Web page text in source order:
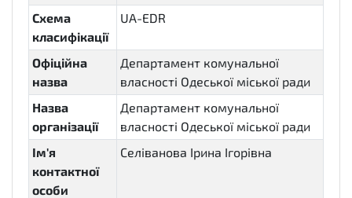
Схема
класифікації
UA-EDR
Офіційна
назва
Департамент комунальної
власності Одеської міської ради
Назва
організації
Департамент комунальної
власності Одеської міської ради
Ім'я
контактної
особи
Селіванова Ірина Ігорівна